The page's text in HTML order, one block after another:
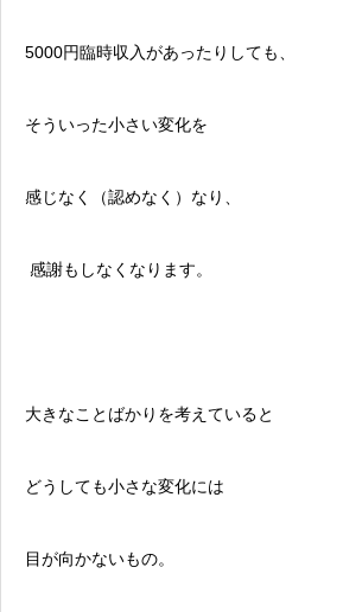
5000円臨時収入があったりしても、
そういった小さい変化を
感じなく（認めなく）なり、
感謝もしなくなります。
大きなことばかりを考えていると
どうしても小さな変化には
目が向かないもの。